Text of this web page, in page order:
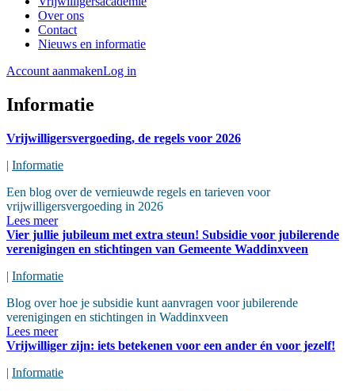
Over ons
Contact
Nieuws en informatie
Account aanmakenLog in
Informatie
Vrijwilligersvergoeding, de regels voor 2026
| Informatie
Een blog over de vernieuwde regels en tarieven voor
vrijwilligersvergoeding in 2026
Lees meer
Vier jullie jubileum met extra steun! Subsidie voor jubilerende
verenigingen en stichtingen van Gemeente Waddinxveen
| Informatie
Blog over hoe je subsidie kunt aanvragen voor jubilerende
verenigingen en stichtingen in Waddinxveen
Lees meer
Vrijwilliger zijn: iets betekenen voor een ander én voor jezelf!
| Informatie